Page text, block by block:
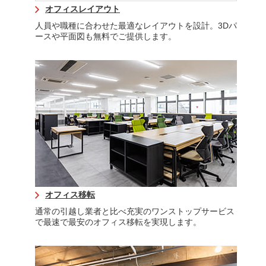
オフィスレイアウト
人員や職種に合わせた最適なレイアウトを設計。3Dパ
ースや平面図も無料でご提供します。
オフィス移転
通常の引越し業者と比べ充実のワンストップサービス
で最速で最安のオフィス移転を実現します。